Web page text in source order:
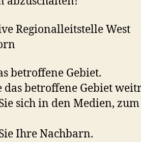
Regionalleitstelle West
betroffene Gebiet.
das betroffene Gebiet
sich in den Medien,
Ihre Nachbarn.